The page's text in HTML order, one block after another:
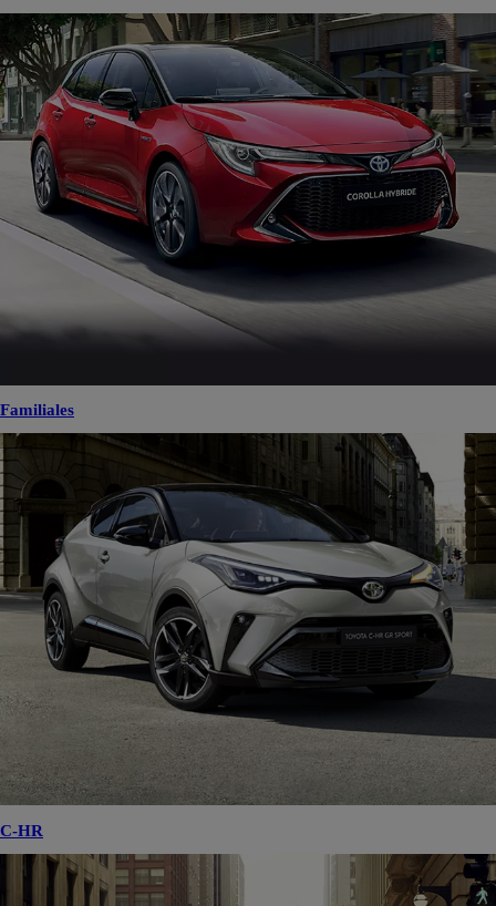
Familiales
C-HR